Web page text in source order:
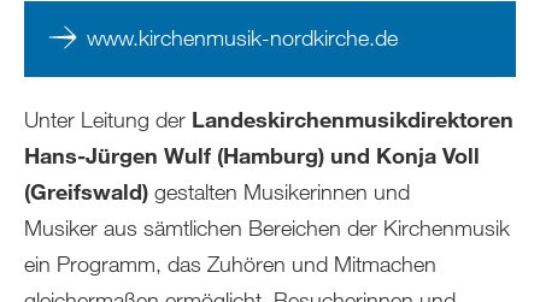
www.kirchenmusik-nordkirche.de
Unter Leitung der Landeskirchenmusikdirektoren
Hans-Jürgen Wulf (Hamburg) und Konja Voll
(Greifswald) gestalten Musikerinnen und
Musiker aus sämtlichen Bereichen der Kirchenmusik
ein Programm, das Zuhören und Mitmachen